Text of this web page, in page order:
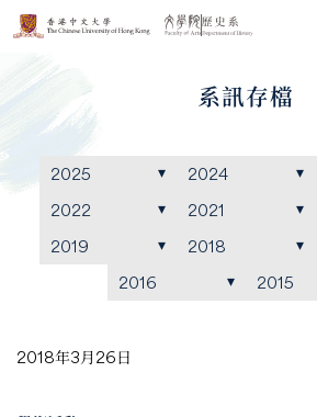
系訊存檔
2025 2024
2022
2021
2019
2018
2016
2015
2018年3月26日